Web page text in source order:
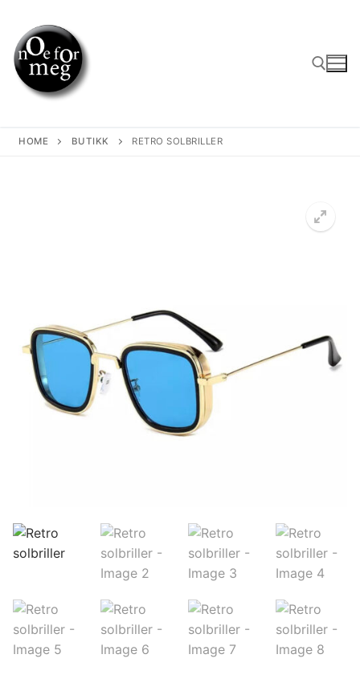
content
HOME BUTIKK RETRO SOLBRILLER